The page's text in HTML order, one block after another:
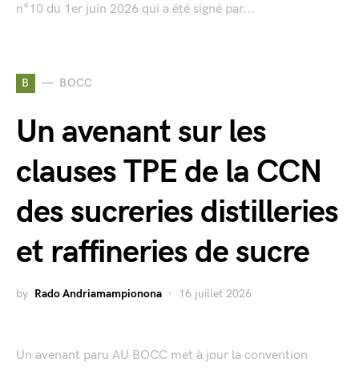
n°10 du 1er juin 2026 qui a été signé par...
B BOCC
Un avenant sur les
clauses TPE de la CCN
des sucreries distilleries
et raffineries de sucre
by Rado Andriamampionona 16 juillet 2026
Un avenant paru AU BOCC met à jour la convention